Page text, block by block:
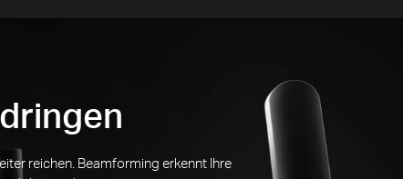
reichen. Beamforming erkennt Ihre